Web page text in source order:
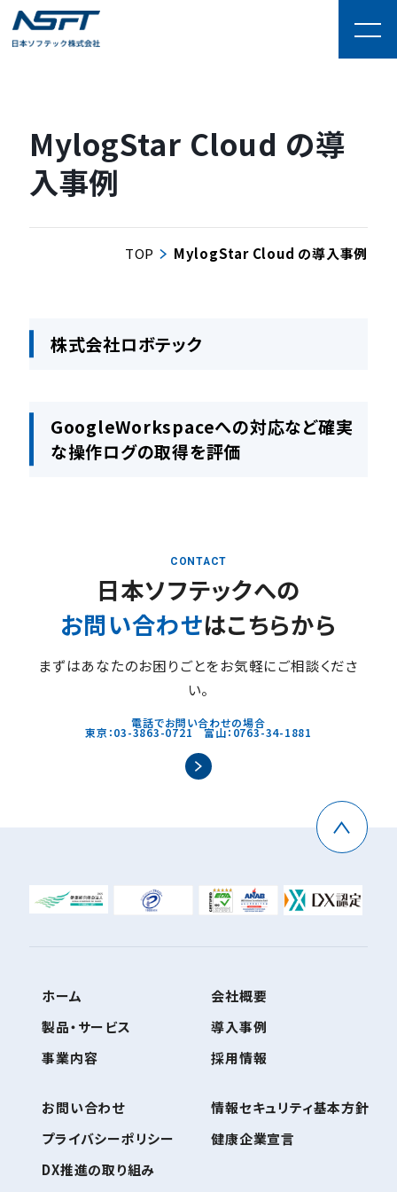
MylogStar Cloud の導
入事例
TOP MylogStar Cloud の導入事例
株式会社ロボテック
GoogleWorkspaceへの対応など確実
な操作ログの取得を評価
CONTACT
日本ソフテックへの
お問い合わせはこちらから
まずはあなたのお困りごとをお気軽にご相談くださ
い。
電話でお問い合わせの場合
東京：03-3863-0721 富山：0763-34-1881
ホーム
製品・サービス
事業内容
会社概要
導入事例
採用情報
お問い合わせ
プライバシーポリシー
DX推進の取り組み
情報セキュリティ基本方針
健康企業宣言